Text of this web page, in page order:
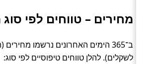
מחירים – טווחים לפי
ב־365 הימים האחרונים נרשמו
לשקלים). להלן טווחים טיפוסיים לפי סוג: